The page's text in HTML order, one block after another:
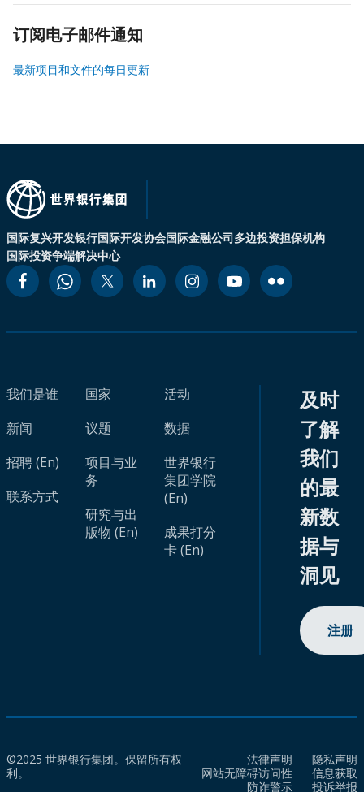
订阅电子邮件通知
最新项目和文件的每日更新
国际复兴开发银行国际开发协会国际金融公司多边投资担保机构
国际投资争端解决中心
我们是谁
新闻
招聘 (En)
联系方式
国家
议题
项目与业
务
研究与出
版物 (En)
活动
数据
世界银行
集团学院
(En)
成果打分
卡 (En)
及时
了解
我们
的最
新数
据与
洞见
注册
©2025 世界银行集团。保留所有权
利。
法律声明
隐私声明
网站无障碍访问性
信息获取
防诈警示
投诉举报